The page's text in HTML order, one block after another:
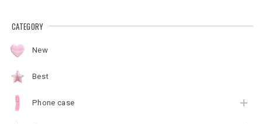
CATEGORY
New
Best
Phone case